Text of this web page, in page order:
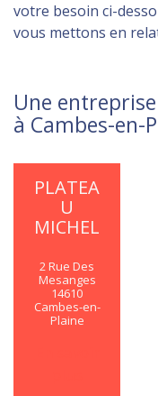
votre besoin ci-
vous mettons en
Une
à Cambes-en-
PLATEA
U
MICHEL
2 Rue Des
Mesanges
14610
Cambes-en-
Plaine